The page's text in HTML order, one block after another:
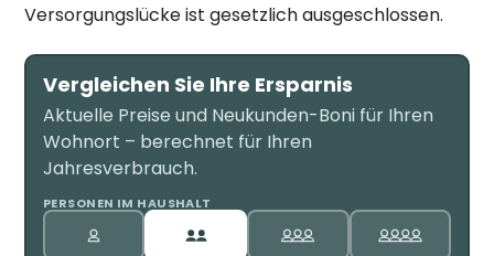
Versorgungslücke ist gesetzlich ausgeschlossen.
Vergleichen Sie Ihre Ersparnis
Aktuelle Preise und Neukunden-Boni für Ihren
Wohnort – berechnet für Ihren
Jahresverbrauch.
PERSONEN IM HAUSHALT